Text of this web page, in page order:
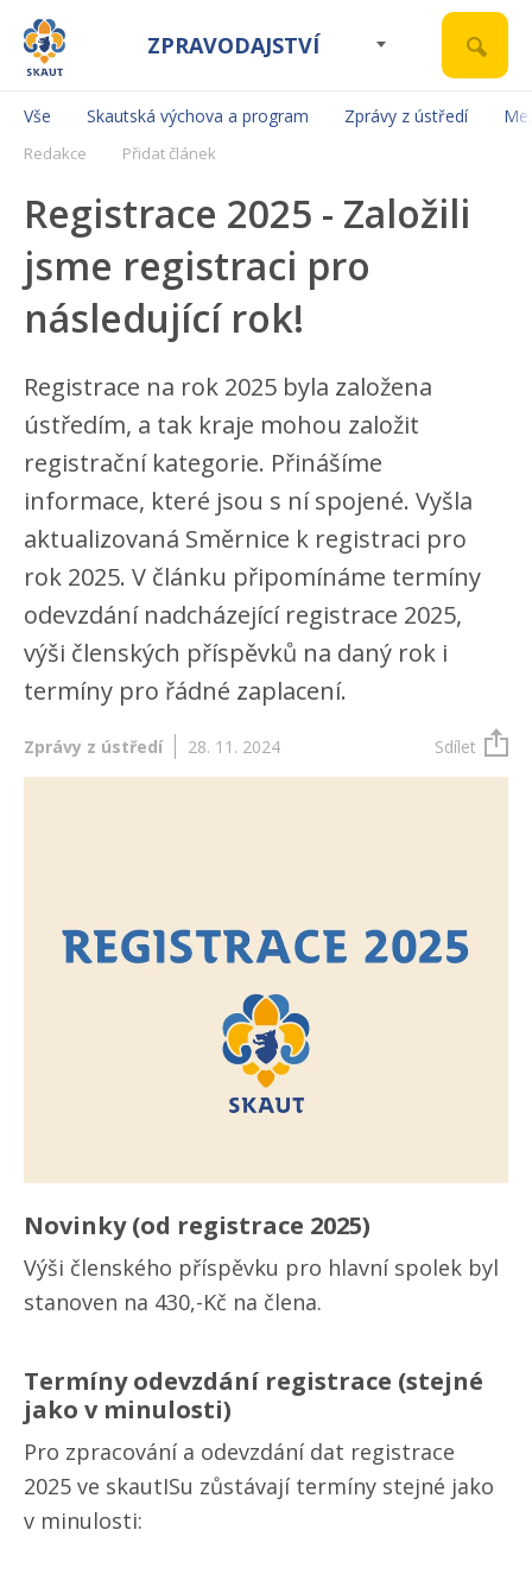
ZPRAVODAJSTVÍ
Vše Skautská výchova a program Zprávy z ústředí
Redakce Přidat článek
Registrace 2025 - Založili
jsme registraci pro
následující rok!
Registrace na rok 2025 byla založena
ústředím, a tak kraje mohou založit
registrační kategorie. Přinášíme
informace, které jsou s ní spojené. Vyšla
aktualizovaná Směrnice k registraci pro
rok 2025. V článku připomínáme termíny
odevzdání nadcházející registrace 2025,
výši členských příspěvků na daný rok i
termíny pro řádné zaplacení.
Zprávy z ústředí 28. 11. 2024 Sdílet
Novinky (od registrace 2025)
Výši členského příspěvku pro hlavní spolek byl
stanoven na 430,-Kč na člena.
Termíny odevzdání registrace (stejné
jako v minulosti)
Pro zpracování a odevzdání dat registrace
2025 ve skautISu zůstávají termíny stejné jako
v minulosti: